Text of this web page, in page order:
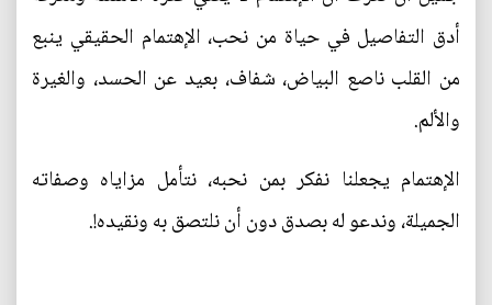
أدق التفاصيل في حياة من نحب، الإهتمام الحقيقي ينبع
من القلب ناصع البياض، شفاف، بعيد عن الحسد، والغيرة
والألم.
الإهتمام يجعلنا نفكر بمن نحبه، نتأمل مزاياه وصفاته
الجميلة، وندعو له بصدق دون أن نلتصق به ونقيده!.